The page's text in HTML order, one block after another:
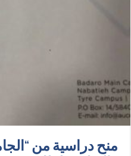
منح دراسية من